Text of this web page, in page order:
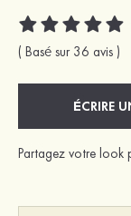
( Basé sur 36 avis )
ÉCRIRE
Partagez votre look